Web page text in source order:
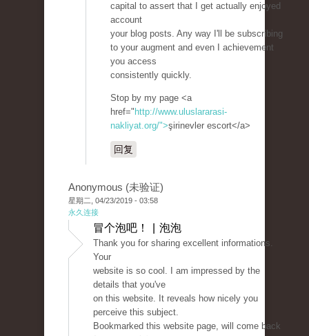
capital to assert that I get actually enjoyed
account
your blog posts. Any way I'll be subscribing
to your augment and even I achievement
you access
consistently quickly.
Stop by my page <a
href=" http://www.uluslararasi-
nakliyat.org/">şirinevler escort</a>
回复
Anonymous (未验证)
星期二, 04/23/2019 - 03:58
永久连接
冒个泡吧！ | 泡泡
Thank you for sharing excellent informations.
Your
website is so cool. I am impressed by the
details that you've
on this website. It reveals how nicely you
perceive this subject.
Bookmarked this website page, will come back